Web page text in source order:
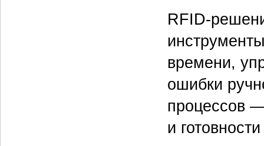
RFID-
времени,
ошибки
процессов —
и